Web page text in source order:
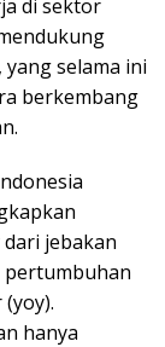
di sektor
selama ini
berkembang
jebakan
pertumbuhan
hanya